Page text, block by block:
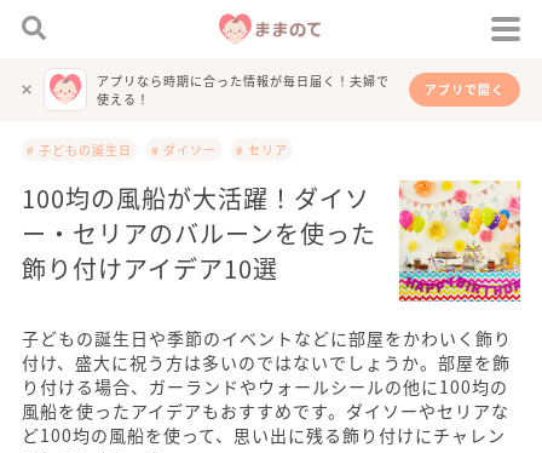
アプリなら時期に合った情報が毎日届く！夫婦で
使える！
アプリで開く
# 子どもの誕生日 # ダイソー # セリア
100均の風船が大活躍！ダイソ
ー・セリアのバルーンを使った
飾り付けアイデア10選
子どもの誕生日や季節のイベントなどに部屋をかわいく飾り
付け、盛大に祝う方は多いのではないでしょうか。部屋を飾
り付ける場合、ガーランドやウォールシールの他に100均の
風船を使ったアイデアもおすすめです。ダイソーやセリアな
ど100均の風船を使って、思い出に残る飾り付けにチャレン